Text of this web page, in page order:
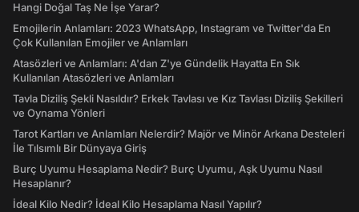
Hangi Doğal Taş Ne İşe Yarar?
Emojilerin Anlamları: 2023 WhatsApp, Instagram ve Twitter'da En
Çok Kullanılan Emojiler ve Anlamları
Atasözleri ve Anlamları: A'dan Z'ye Gündelik Hayatta En Sık
Kullanılan Atasözleri ve Anlamları
Tavla Diziliş Şekli Nasıldır? Erkek Tavlası ve Kız Tavlası Diziliş Şekilleri
ve Oynama Yönleri
Tarot Kartları ve Anlamları Nelerdir? Majör ve Minör Arkana Desteleri
İle Tılsımlı Bir Dünyaya Giriş
Burç Uyumu Hesaplama Nedir? Burç Uyumu, Aşk Uyumu Nasıl
Hesaplanır?
İdeal Kilo Nedir? İdeal Kilo Hesaplama Nasıl Yapılır?